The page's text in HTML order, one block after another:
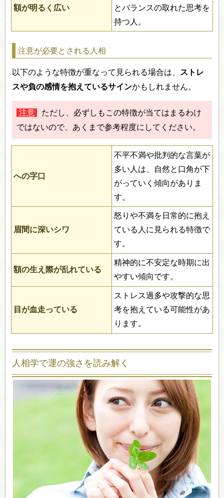
額が明るく広い
とバランスの取れた思考を
持つ人。
注意が必要とされる人相
以下のような特徴が重なって見られる場合は、 ストレ
スや負の感情を抱えているサインかもしれません。
注意
ただし、必ずしもこの特徴が当てはまるわけ
ではないので、あくまで参考程度にしてください。
への字口
不平不満や批判的な言葉が
多い人は、自然と口角が下
がっていく傾向がありま
す。
眉間に深いシワ
怒りや不満を日常的に抱え
ている人に見られる特徴で
す。
額の生え際が乱れている
精神的に不安定な時期に出
やすい傾向です。
目が血走っている
ストレス過多や攻撃的な思
考を抱えている可能性があ
ります。
人相学で運の強さを読み解く